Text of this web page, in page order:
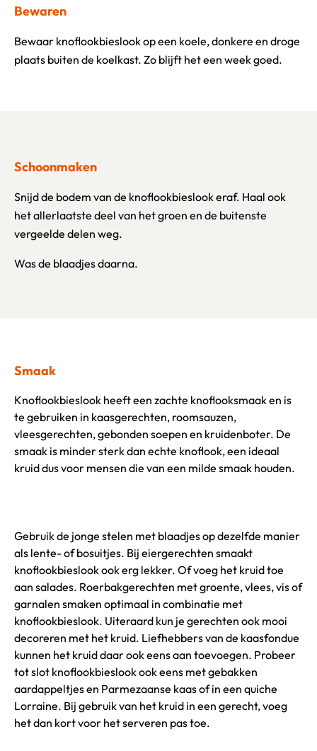
Bewaren
Bewaar knoflookbieslook op een koele, donkere en droge
plaats buiten de koelkast. Zo blijft het een week goed.
Schoonmaken
Snijd de bodem van de knoflookbieslook eraf. Haal ook
het allerlaatste deel van het groen en de buitenste
vergeelde delen weg.
Was de blaadjes daarna.
Smaak
Knoflookbieslook heeft een zachte knoflooksmaak en is
te gebruiken in kaasgerechten, roomsauzen,
vleesgerechten, gebonden soepen en kruidenboter. De
smaak is minder sterk dan echte knoflook, een ideaal
kruid dus voor mensen die van een milde smaak houden.
Gebruik de jonge stelen met blaadjes op dezelfde manier
als lente- of bosuitjes. Bij eiergerechten smaakt
knoflookbieslook ook erg lekker. Of voeg het kruid toe
aan salades. Roerbakgerechten met groente, vlees, vis of
garnalen smaken optimaal in combinatie met
knoflookbieslook. Uiteraard kun je gerechten ook mooi
decoreren met het kruid. Liefhebbers van de kaasfondue
kunnen het kruid daar ook eens aan toevoegen. Probeer
tot slot knoflookbieslook ook eens met gebakken
aardappeltjes en Parmezaanse kaas of in een quiche
Lorraine. Bij gebruik van het kruid in een gerecht, voeg
het dan kort voor het serveren pas toe.